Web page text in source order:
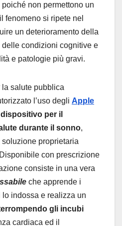
non permettono un
fenomeno si ripete nel
un deterioramento della
condizioni cognitive e
e patologie più gravi.
la salute pubblica
l’uso degli Apple
dispositivo per il
durante il sonno,
proprietaria
con prescrizione
consiste in una vera
che apprende i
indossa e realizza un
gli incubi
cardiaca ed il